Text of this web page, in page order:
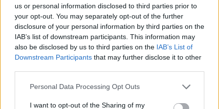
us or personal information disclosed to third parties prior to
your opt-out. You may separately opt-out of the further
disclosure of your personal information by third parties on the
IAB’s list of downstream participants. This information may
also be disclosed by us to third parties on the IAB’s List of
Downstream Participants that may further disclose it to other
Personal Data Processing Opt Outs
I want to opt-out of the Sharing of my